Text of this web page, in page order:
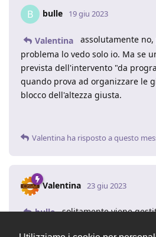
B bulle 19 giu 2023
Valentina
assolutamente
problema lo vedo solo io. Ma se
prevista dell'intervento "da
quando prova ad organizzare le
blocco dell'altezza giusta.
Valentina ha risposto a questo
Valentina 23 giu 2023
bulle solitamente viene
tipologia intervento definendo